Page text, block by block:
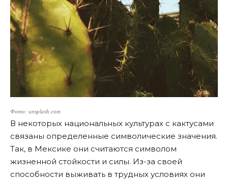
Фото: unsplash.com
В некоторых национальных культурах с кактусами
связаны определенные символические значения.
Так, в Мексике они считаются символом
жизненной стойкости и силы. Из-за своей
способности выживать в трудных условиях они